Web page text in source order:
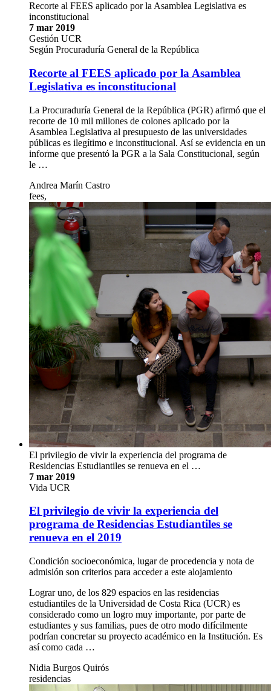
Recorte al FEES aplicado por la Asamblea Legislativa es
inconstitucional
7 mar 2019
Gestión UCR
Según Procuraduría General de la República
Recorte al FEES aplicado por la Asamblea
Legislativa es inconstitucional
La Procuraduría General de la República (PGR) afirmó que el
recorte de 10 mil millones de colones aplicado por la
Asamblea Legislativa al presupuesto de las universidades
públicas es ilegítimo e inconstitucional. Así se evidencia en un
informe que presentó la PGR a la Sala Constitucional, según
le …
Andrea Marín Castro
fees,
El privilegio de vivir la experiencia del programa de
Residencias Estudiantiles se renueva en el …
7 mar 2019
Vida UCR
El privilegio de vivir la experiencia del
programa de Residencias Estudiantiles se
renueva en el 2019
Condición socioeconómica, lugar de procedencia y nota de
admisión son criterios para acceder a este alojamiento
Lograr uno, de los 829 espacios en las residencias
estudiantiles de la Universidad de Costa Rica (UCR) es
considerado como un logro muy importante, por parte de
estudiantes y sus familias, pues de otro modo difícilmente
podrían concretar su proyecto académico en la Institución. Es
así como cada …
Nidia Burgos Quirós
residencias